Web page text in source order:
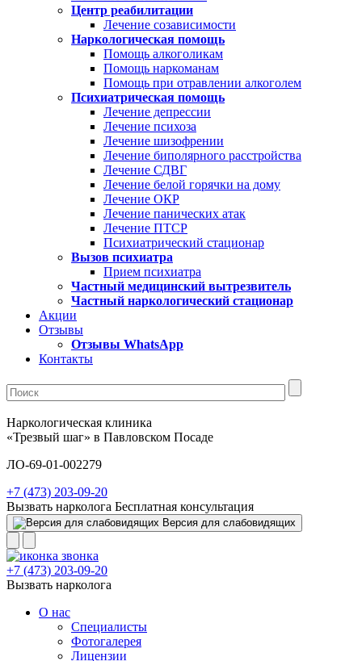
Центр реабилитации
Лечение созависимости
Наркологическая помощь
Помощь алкоголикам
Помощь наркоманам
Помощь при отравлении алкоголем
Психиатрическая помощь
Лечение депрессии
Лечение психоза
Лечение шизофрении
Лечение биполярного расстройства
Лечение СДВГ
Лечение белой горячки на дому
Лечение ОКР
Лечение панических атак
Лечение ПТСР
Психиатрический стационар
Вызов психиатра
Прием психиатра
Частный медицинский вытрезвитель
Частный наркологический стационар
Акции
Отзывы
Отзывы WhatsApp
Контакты
Наркологическая клиника
«Трезвый шаг» в Павловском Посаде
ЛО-69-01-002279
+7 (473) 203-09-20
Вызвать нарколога Бесплатная консультация
Версия для слабовидящих
+7 (473) 203-09-20
Вызвать нарколога
О нас
Специалисты
Фотогалерея
Лицензии